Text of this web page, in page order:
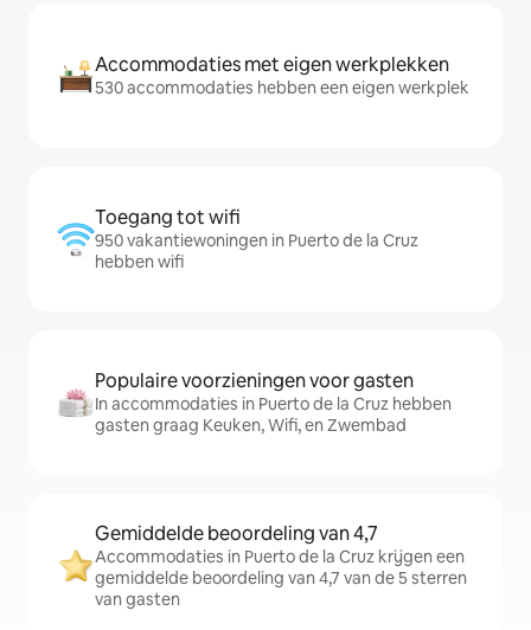
Accommodaties met eigen werkplekken
530 accommodaties hebben een eigen werkplek
Toegang tot wifi
950 vakantiewoningen in Puerto de la Cruz
hebben wifi
Populaire voorzieningen voor gasten
In accommodaties in Puerto de la Cruz hebben
gasten graag Keuken, Wifi, en Zwembad
Gemiddelde beoordeling van 4,7
Accommodaties in Puerto de la Cruz krijgen een
gemiddelde beoordeling van 4,7 van de 5 sterren
van gasten